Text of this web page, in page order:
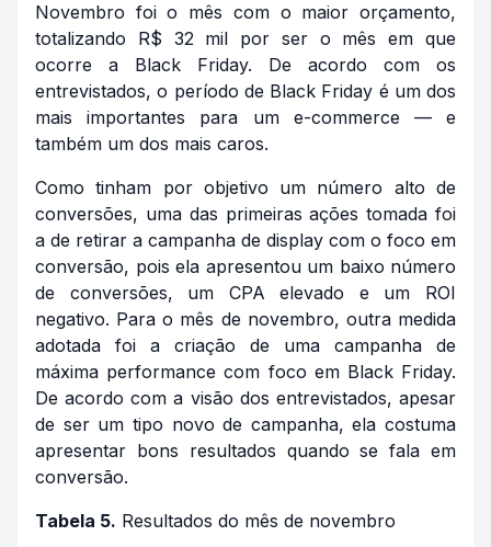
Novembro foi o mês com o maior orçamento,
totalizando R$ 32 mil por ser o mês em que
ocorre a Black Friday. De acordo com os
entrevistados, o período de Black Friday é um dos
mais importantes para um e-commerce — e
também um dos mais caros.
Como tinham por objetivo um número alto de
conversões, uma das primeiras ações tomada foi
a de retirar a campanha de display com o foco em
conversão, pois ela apresentou um baixo número
de conversões, um CPA elevado e um ROI
negativo. Para o mês de novembro, outra medida
adotada foi a criação de uma campanha de
máxima performance com foco em Black Friday.
De acordo com a visão dos entrevistados, apesar
de ser um tipo novo de campanha, ela costuma
apresentar bons resultados quando se fala em
conversão.
Tabela 5. Resultados do mês de novembro